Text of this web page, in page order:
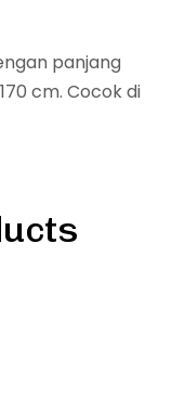
panjang
cm. Cocok di